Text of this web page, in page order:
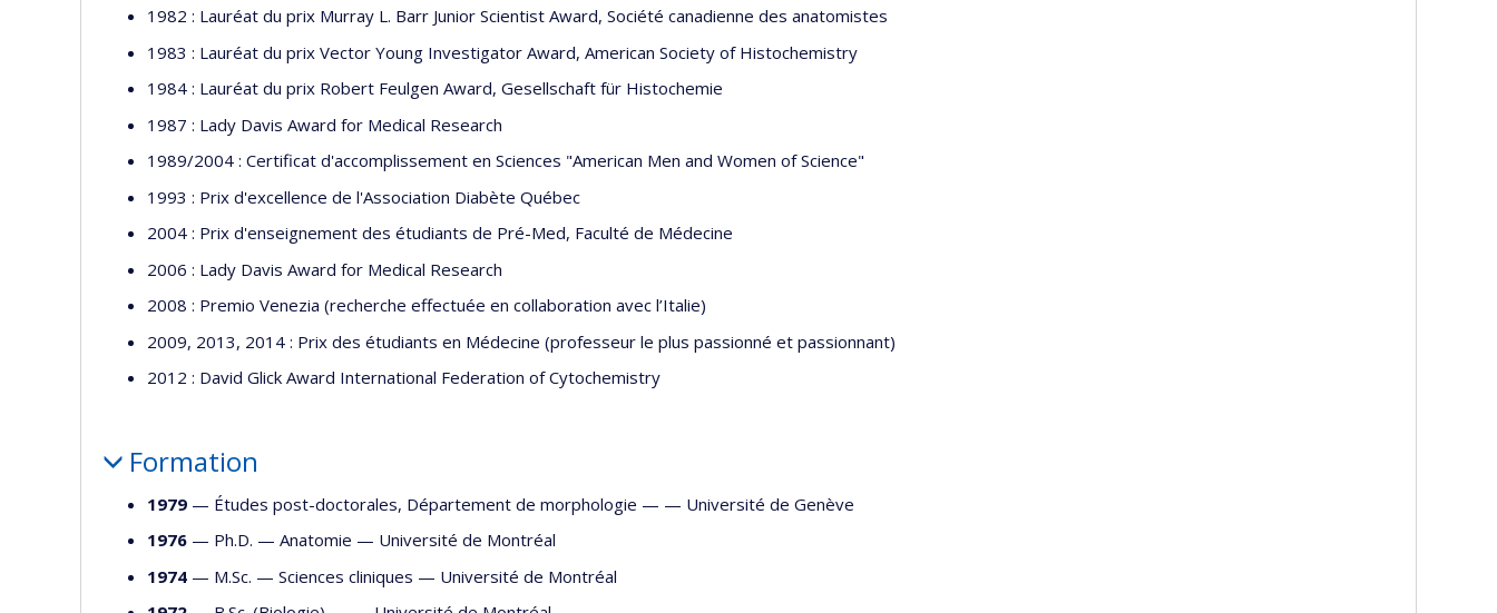
1982 : Lauréat du prix Murray L. Barr Junior Scientist Award, Société canadienne des anatomistes
1983 : Lauréat du prix Vector Young Investigator Award, American Society of Histochemistry
1984 : Lauréat du prix Robert Feulgen Award, Gesellschaft für Histochemie
1987 : Lady Davis Award for Medical Research
1989/2004 : Certificat d'accomplissement en Sciences "American Men and Women of Science"
1993 : Prix d'excellence de l'Association Diabète Québec
2004 : Prix d'enseignement des étudiants de Pré-Med, Faculté de Médecine
2006 : Lady Davis Award for Medical Research
2008 : Premio Venezia (recherche effectuée en collaboration avec l’Italie)
2009, 2013, 2014 : Prix des étudiants en Médecine (professeur le plus passionné et passionnant)
2012 : David Glick Award International Federation of Cytochemistry
Formation
1979 — Études post-doctorales, Département de morphologie — — Université de Genève
1976 — Ph.D. — Anatomie — Université de Montréal
1974 — M.Sc. — Sciences cliniques — Université de Montréal